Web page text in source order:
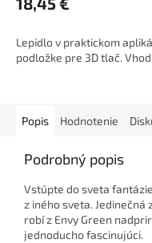
Lepidlo v praktickom
podložke pre 3D tlač.
Popis Hodnotenie
Podrobný popis
Vstúpte do sveta
z iného sveta.
robí z Envy Green
jednoducho fascinujúci.